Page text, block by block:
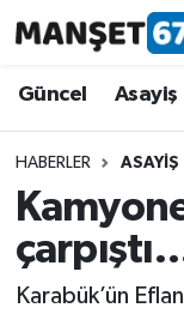
Güncel Asayiş
HABERLER ASAYIŞ
Karabük’ün
Güncel
Asayiş
Siyaset
Spor